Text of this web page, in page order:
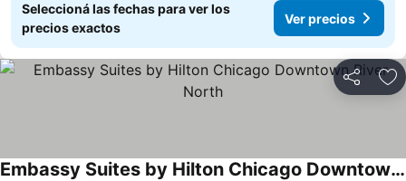
Seleccioná las fechas para ver los
precios exactos
Ver precios
Compartir
Embassy Suites by Hilton Chicago Downtown River North